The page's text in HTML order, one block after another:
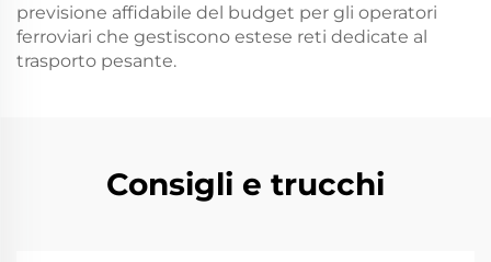
previsione affidabile del budget per gli operatori
ferroviari che gestiscono estese reti dedicate al
trasporto pesante.
Consigli e trucchi